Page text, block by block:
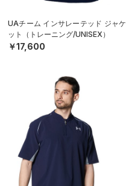
UAチーム インサレーテッド ジャケ
ット（トレーニング/UNISEX）
￥17,600